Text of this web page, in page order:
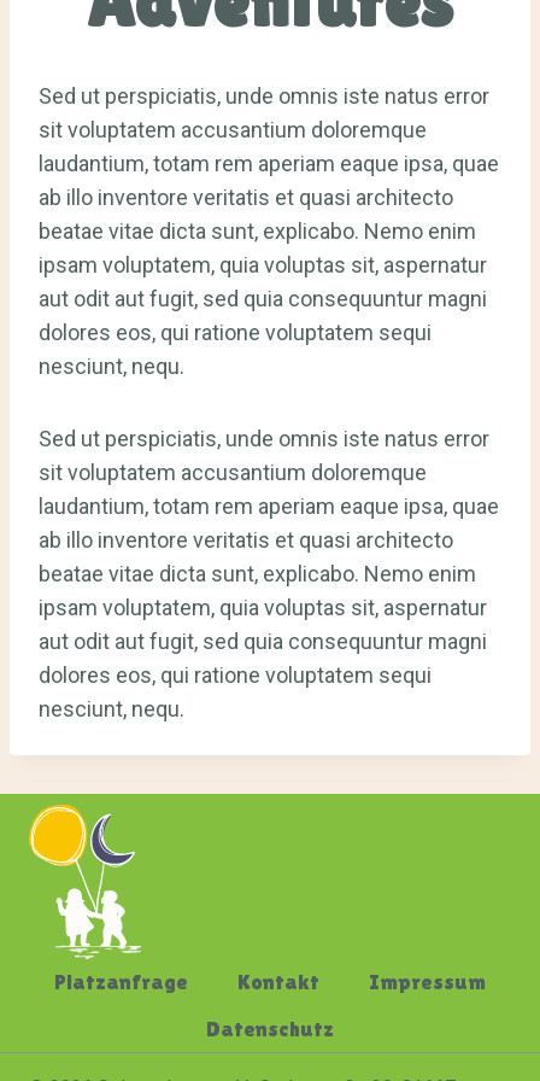
Sed ut perspiciatis, unde omnis iste natus error
sit voluptatem accusantium doloremque
laudantium, totam rem aperiam eaque ipsa, quae
ab illo inventore veritatis et quasi architecto
beatae vitae dicta sunt, explicabo. Nemo enim
ipsam voluptatem, quia voluptas sit, aspernatur
aut odit aut fugit, sed quia consequuntur magni
dolores eos, qui ratione voluptatem sequi
nesciunt, nequ.
Sed ut perspiciatis, unde omnis iste natus error
sit voluptatem accusantium doloremque
laudantium, totam rem aperiam eaque ipsa, quae
ab illo inventore veritatis et quasi architecto
beatae vitae dicta sunt, explicabo. Nemo enim
ipsam voluptatem, quia voluptas sit, aspernatur
aut odit aut fugit, sed quia consequuntur magni
dolores eos, qui ratione voluptatem sequi
nesciunt, nequ.
Platzanfrage Kontakt
Impressum
Datenschutz